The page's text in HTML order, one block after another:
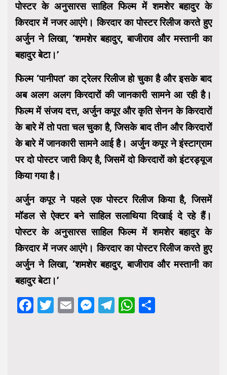
पोस्टर के अनुसारस साहिल फिल्म में शमशेर बहादुर के
किरदार में नजर आएंगे। किरदार का पोस्टर रिलीज करते हुए
अर्जुन ने लिखा, ‘शमशेर बहादुर, बाजीराव और मस्‍तानी का
बहादुर बेटा।’
फिल्म ‘पानीपत’ का ट्रेलर रिलीज हो चुका है और इसके बाद
अब अलग अलग किरदारों की जानकारी सामने आ रही है।
फिल्म में संजय दत्त, अर्जुन कपूर और कृति सेनन के किरदारों
के बारे में तो पता चल चुका है, जिसके बाद तीन और किरदारों
के बारे में जानकारी सामने आई है। अर्जुन कपूर ने इंस्टाग्राम
पर दो पोस्टर जारी किए है, जिसमें दो किरदारों को इंटरड्यूज
किया गया है।
अर्जुन कपूर ने पहले एक पोस्टर रिलीज किया है, जिसमें
मॉडल से ऐक्‍टर बने साहिल सलाथिया दिखाई दे रहे हैं।
पोस्टर के अनुसारस साहिल फिल्म में शमशेर बहादुर के
किरदार में नजर आएंगे। किरदार का पोस्टर रिलीज करते हुए
अर्जुन ने लिखा, ‘शमशेर बहादुर, बाजीराव और मस्‍तानी का
बहादुर बेटा।’
Facebook
Twitter
EmailMessenger
Telegram
WhatsApp